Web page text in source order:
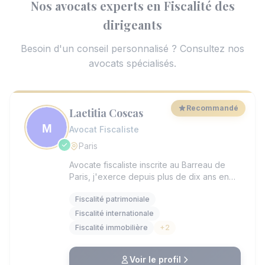
Nos avocats experts en Fiscalité des
dirigeants
Besoin d'un conseil personnalisé ? Consultez nos
avocats spécialisés.
Recommandé
Laetitia Coscas
Avocat Fiscaliste
Paris
Avocate fiscaliste inscrite au Barreau de
Paris, j'exerce depuis plus de dix ans en
internationale. Après avoir débuté ma
carrière en 2015 au sein du cabinet PwC
Avocats, j'ai rejoint KPMG Avocats en 2023,
pratique patrimoniale du département de
fiscalité internationale. Depuis début 2026,
Fiscalité patrimoniale
Fiscalité internationale
Fiscalité immobilière
+2
Voir le profil